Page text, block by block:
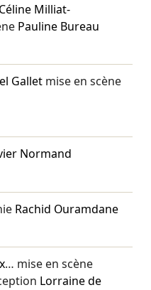
Céline Milliat-
Pauline Bureau
Galletmise en scène
Normand
Rachid Ouramdane
… mise en scène
Lorraine de